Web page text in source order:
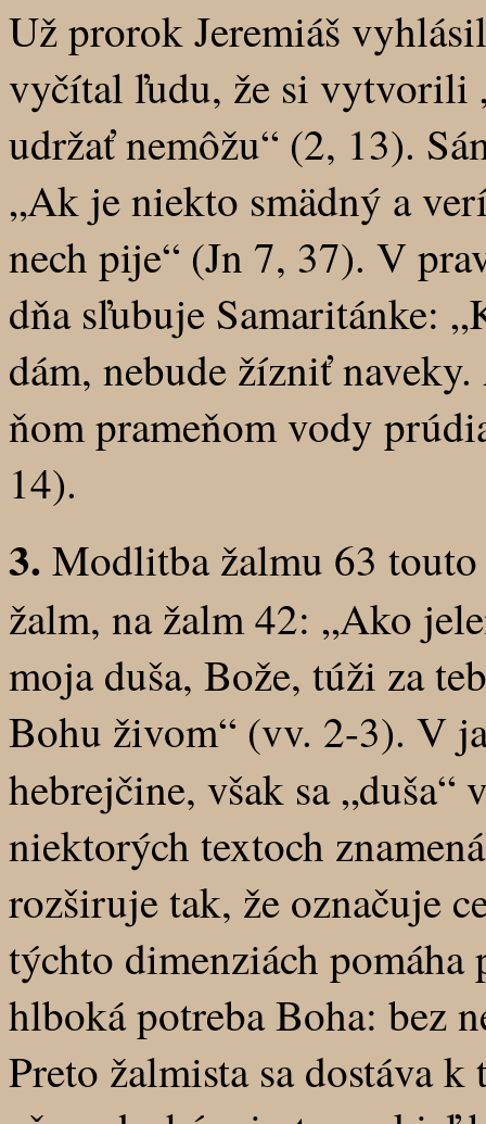
Už prorok Jeremiáš
vyčítal ľudu, že si vytvorili
udržať nemôžu“ (2, 13).
„Ak je niekto smädný a
nech pije“ (Jn 7, 37). V
dňa sľubuje Samaritánke:
dám, nebude žízniť
ňom prameňom vody
14).
3. Modlitba žalmu 63
žalm, na žalm 42: „Ako
moja duša, Bože, túži za
Bohu živom“ (vv. 2-3). V
hebrejčine, však sa
niektorých textoch
rozširuje tak, že označuje
týchto dimenziách pomáha
hlboká potreba Boha: bez
Preto žalmista sa dostáva